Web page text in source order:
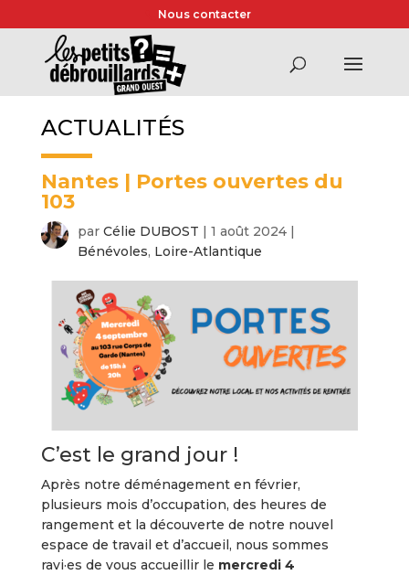
Nous contacter
ACTUALITÉS
Nantes | Portes ouvertes du
103
par Célie DUBOST | 1 août 2024|
Bénévoles, Loire-Atlantique
C’est le grand jour !
Après notre déménagement en février,
plusieurs mois d’occupation, des heures de
rangement et la découverte de notre nouvel
espace de travail et d’accueil, nous sommes
ravi·es de vous accueillir le mercredi 4